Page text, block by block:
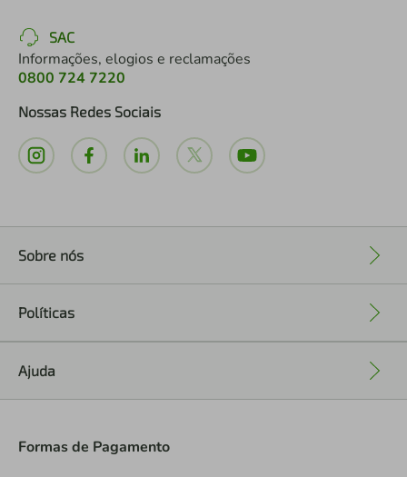
SAC
Informações, elogios e reclamações
0800 724 7220
Nossas Redes Sociais
Sobre nós
Políticas
Ajuda
Formas de Pagamento